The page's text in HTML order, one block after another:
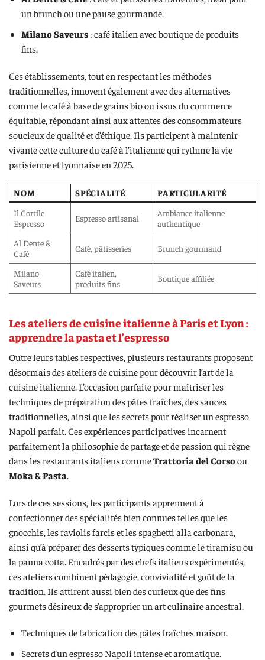
un brunch ou une pause gourmande.
Milano Saveurs: café italien avec boutique de produits
fins.
Ces établissements, tout en respectant les méthodes
traditionnelles, innovent également avec des alternatives
comme le café à base de grains bio ou issus du commerce
équitable, répondant ainsi aux attentes des consommateurs
soucieux de qualité et d’éthique. Ils participent à maintenir
vivante cette culture du café à l’italienne qui rythme la vie
parisienne et lyonnaise en 2025.
NOM SPÉCIALITÉ
PARTICULARITÉ
Il Cortile
Espresso
Espresso artisanal
Ambiance italienne
authentique
Al Dente &
Café
Café, pâtisseries Brunch gourmand
Milano
Saveurs
Café italien,
produits fins
Boutique affiliée
Les ateliers de cuisine italienne à Paris et Lyon :
apprendre la pasta et l’espresso
Outre leurs tables respectives, plusieurs restaurants proposent
désormais des ateliers de cuisine pour découvrir l’art de la
cuisine italienne. L’occasion parfaite pour maîtriser les
techniques de préparation des pâtes fraîches, des sauces
traditionnelles, ainsi que les secrets pour réaliser un espresso
Napoli parfait. Ces expériences participatives incarnent
parfaitement la philosophie de partage et de passion qui règne
dans les restaurants italiens commeTrattoria del Corsoou
Moka & Pasta
Lors de ces sessions, les participants apprennent à
confectionner des spécialités bien connues telles que les
gnocchis, les raviolis farcis et les spaghetti alla carbonara,
ainsi qu’à préparer des desserts typiques comme le tiramisu ou
la panna cotta. Encadrés par des chefs italiens expérimentés,
ces ateliers combinent pédagogie, convivialité et goût de la
tradition. Ils attirent aussi bien des curieux que des fins
gourmets désireux de s’approprier un art culinaire ancestral.
Techniques de fabrication des pâtes fraîches maison.
Secrets d’un espresso Napoli intense et aromatique.